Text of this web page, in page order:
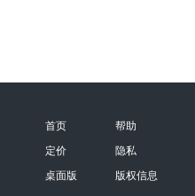
首页
定价
桌面版
帮助
隐私
版权信息